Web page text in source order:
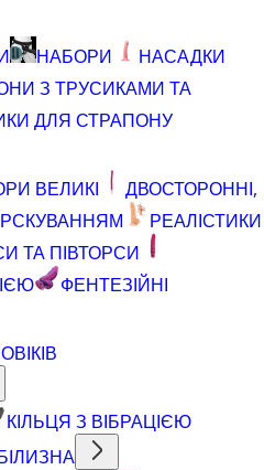
НАБОРИ
НАСАДКИ
З ТРУСИКАМИ ТА
ДЛЯ СТРАПОНУ
ВЕЛИКІ
ДВОСТОРОННІ,
РЕАЛІСТИКИ
ТА ПІВТОРСИ
ФЕНТЕЗІЙНІ
КІЛЬЦЯ З ВІБРАЦІЄЮ